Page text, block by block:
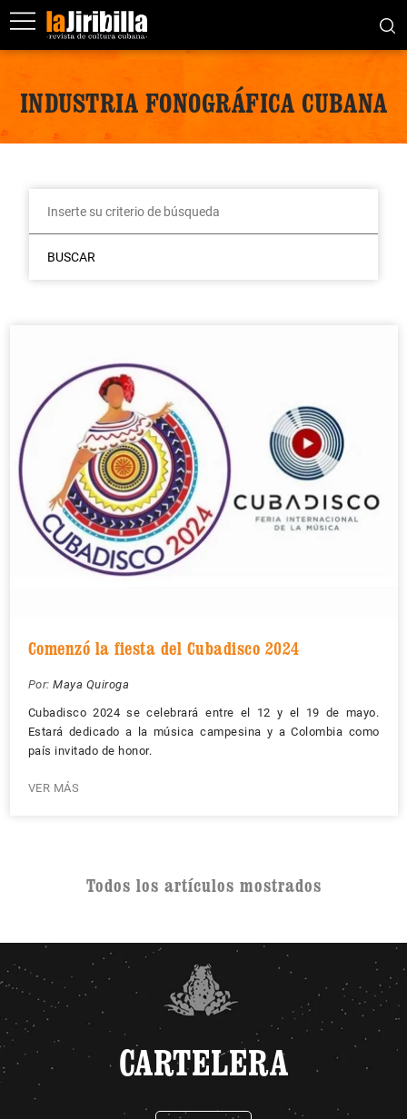
INDUSTRIA FONOGRÁFICA CUBANA
BUSCAR
Comenzó la fiesta del Cubadisco 2024
Por: Maya Quiroga
Cubadisco 2024 se celebrará entre el 12 y el 19 de mayo.
Estará dedicado a la música campesina y a Colombia como
país invitado de honor.
VER MÁS
Todos los artículos mostrados
CARTELERA